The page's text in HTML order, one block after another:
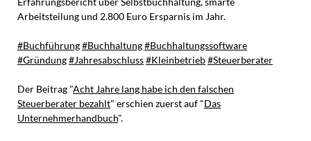
Arbeitsteilung und 2.800 Euro Ersparnis im Jahr.
#Buchführung#Buchhaltung#Buchhaltungssoftware
#Gründung#Jahresabschluss#Kleinbetrieb#Steuerberater
Der Beitrag "Acht Jahre lang habe ich den falschen
Steuerberater bezahlt" erschien zuerst auf "Das
Unternehmerhandbuch".